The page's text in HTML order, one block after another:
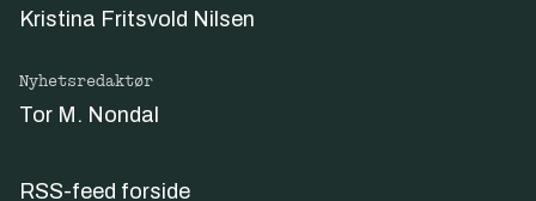
Kristina Fritsvold Nilsen
Nyhetsredaktør
Tor M. Nondal
RSS-feed forside